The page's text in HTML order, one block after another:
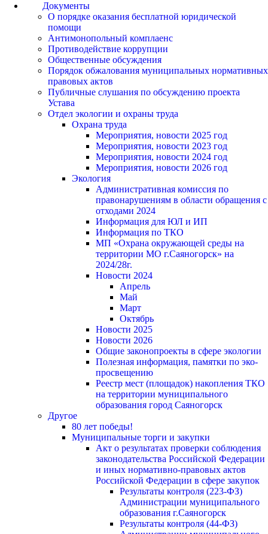
Документы
О порядке оказания бесплатной юридической
помощи
Антимонопольный комплаенс
Противодействие коррупции
Общественные обсуждения
Порядок обжалования муниципальных нормативных
правовых актов
Публичные слушания по обсуждению проекта
Устава
Отдел экологии и охраны труда
Охрана труда
Мероприятия, новости 2025 год
Мероприятия, новости 2023 год
Мероприятия, новости 2024 год
Мероприятия, новости 2026 год
Экология
Административная комиссия по
правонарушениям в области обращения с
отходами 2024
Информация для ЮЛ и ИП
Информация по ТКО
МП «Охрана окружающей среды на
территории МО г.Саяногорск» на
2024/28г.
Новости 2024
Апрель
Май
Март
Октябрь
Новости 2025
Новости 2026
Общие законопроекты в сфере экологии
Полезная информация, памятки по эко-
просвещению
Реестр мест (площадок) накопления ТКО
на территории муниципального
образования город Саяногорск
Другое
80 лет победы!
Муниципальные торги и закупки
Акт о результатах проверки соблюдения
законодательства Российской Федерации
и иных нормативно-правовых актов
Российской Федерации в сфере закупок
Результаты контроля (223-ФЗ)
Администрации муниципального
образования г.Саяногорск
Результаты контроля (44-ФЗ)